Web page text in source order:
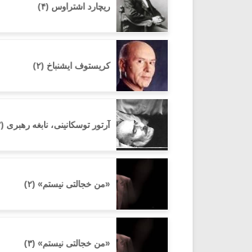
ریچارد اشتراوس (۴)
کریستوف ایشنباخ (۲)
آرتور توسکانینی، نابغه رهبری (۲)
«من خجالتی نیستم» (۲)
«من خجالتی نیستم» (۳)